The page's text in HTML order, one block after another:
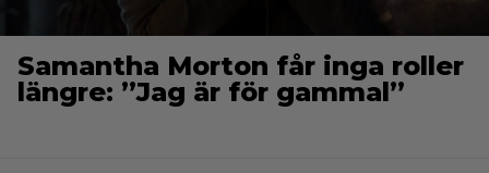
Samantha Morton får inga roller
längre: ”Jag är för gammal”